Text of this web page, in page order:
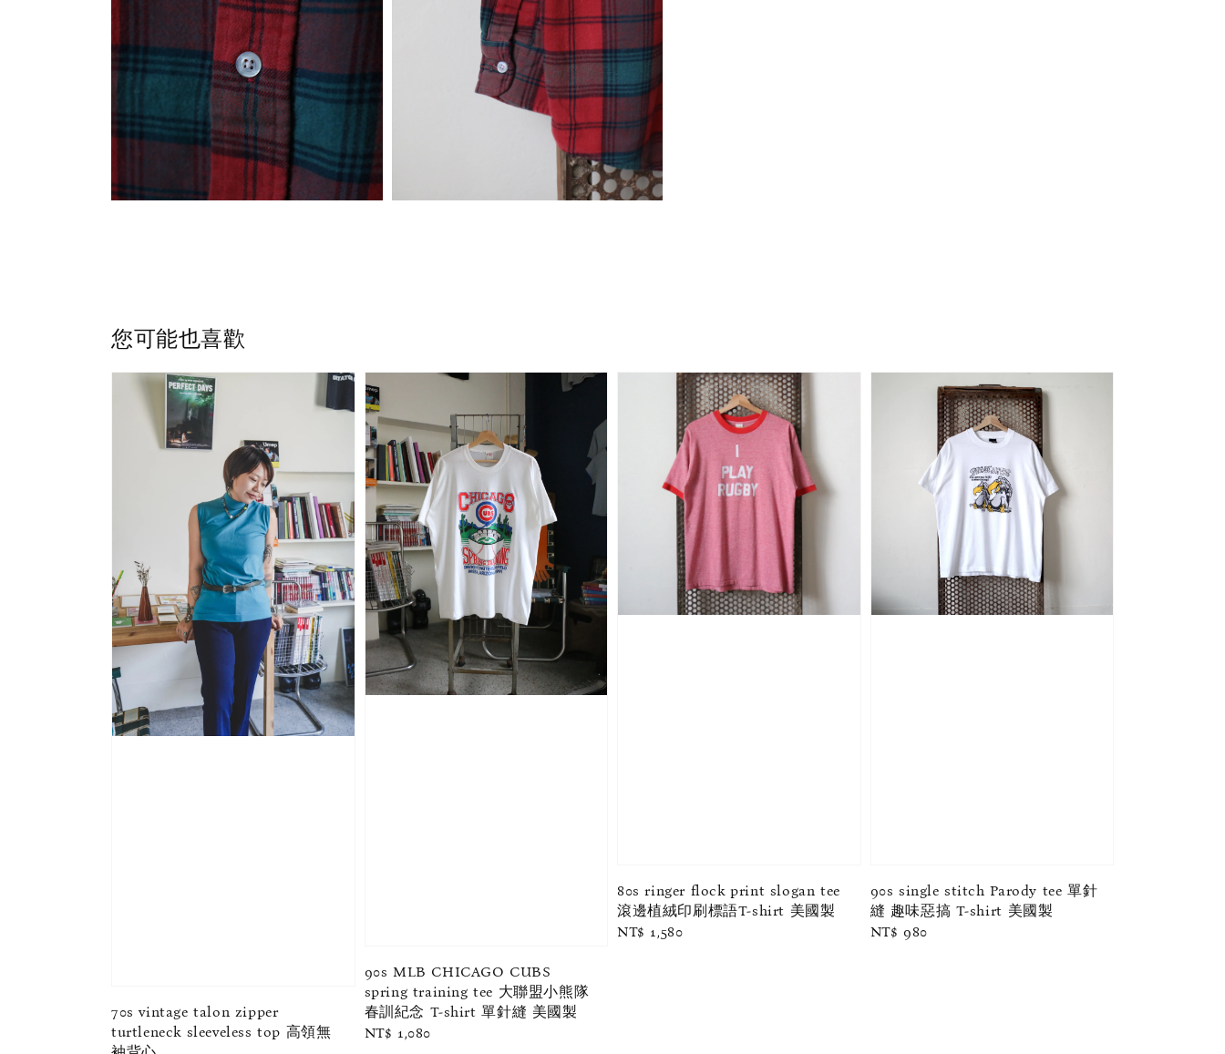
您可能也喜歡
70s vintage talon zipper
turtleneck sleeveless top 高領無
90s MLB CHICAGO CUBS
spring training tee 大聯盟小熊隊
春訓紀念 T-shirt 單針縫 美國製
Regular
NT$ 1,080
80s ringer flock print slogan tee
滾邊植絨印刷標語T-shirt 美國製
Regular
NT$ 1,580
90s single stitch Parody tee 單針
縫 趣味惡搞 T-shirt 美國製
Regular
NT$ 980